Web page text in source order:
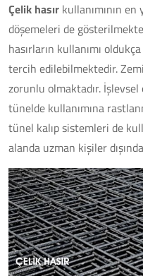
Çelik hasır kullanımının
döşemeleri de
hasırların kullanımı
tercih edilebilmektedir.
zorunlu olmaktadır.
tünelde kullanımına
tünel kalıp sistemleri de
alanda uzman kişiler